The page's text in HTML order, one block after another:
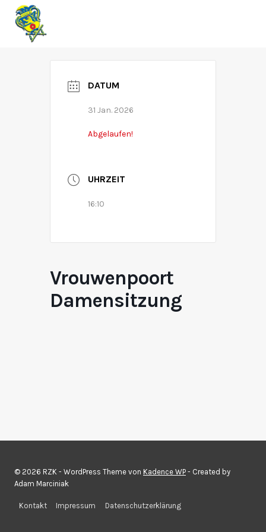
DATUM
31 Jan. 2026
Abgelaufen!
UHRZEIT
16:10
Vrouwenpoort
Damensitzung
© 2026 RZK - WordPress Theme von Kadence WP - Created by
Adam Marciniak
Kontakt Impressum Datenschutzerklärung